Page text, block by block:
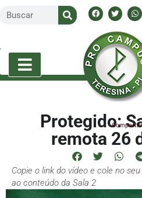
Protegido:
remota 26
Copie o link do vídeo e cole no
ao conteúdo da Sala 2